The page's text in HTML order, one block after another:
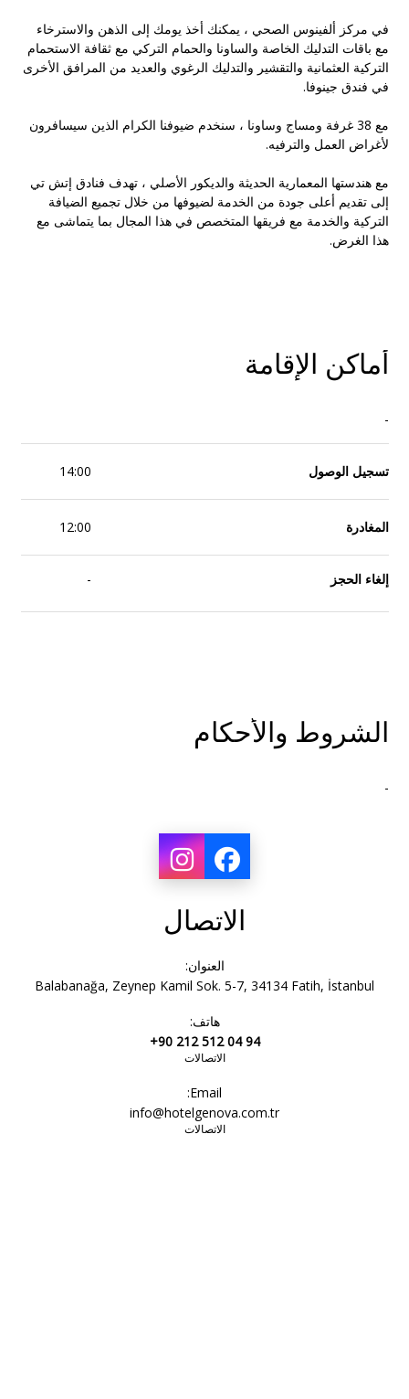
في مركز ألفينوس الصحي ، يمكنك أخذ يومك إلى الذهن والاسترخاء
مع باقات التدليك الخاصة والساونا والحمام التركي مع ثقافة الاستحمام
التركية العثمانية والتقشير والتدليك الرغوي والعديد من المرافق الأخرى
في فندق جينوفا.
مع 38 غرفة ومساج وساونا ، سنخدم ضيوفنا الكرام الذين سيسافرون
لأغراض العمل والترفيه.
مع هندستها المعمارية الحديثة والديكور الأصلي ، تهدف فنادق إتش تي
إلى تقديم أعلى جودة من الخدمة لضيوفها من خلال تجميع الضيافة
التركية والخدمة مع فريقها المتخصص في هذا المجال بما يتماشى مع
هذا الغرض.
أماكن الإقامة
-
تسجيل الوصول 14:00
المغادرة 12:00
إلغاء الحجز -
الشروط والأحكام
-
الاتصال
العنوان:
Balabanağa, Zeynep Kamil Sok. 5-7, 34134 Fatih, İstanbul
هاتف:
+90 212 512 04 94
الاتصالات
Email:
info@hotelgenova.com.tr
الاتصالات